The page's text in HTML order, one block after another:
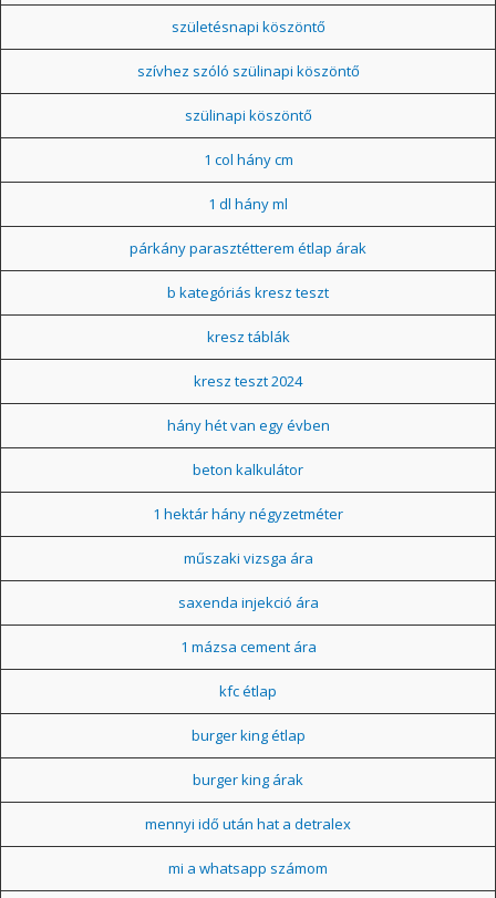
születésnapi köszöntő
szívhez szóló szülinapi köszöntő
szülinapi köszöntő
1 col hány cm
1 dl hány ml
párkány parasztétterem étlap árak
b kategóriás kresz teszt
kresz táblák
kresz teszt 2024
hány hét van egy évben
beton kalkulátor
1 hektár hány négyzetméter
műszaki vizsga ára
saxenda injekció ára
1 mázsa cement ára
kfc étlap
burger king étlap
burger king árak
mennyi idő után hat a detralex
mi a whatsapp számom